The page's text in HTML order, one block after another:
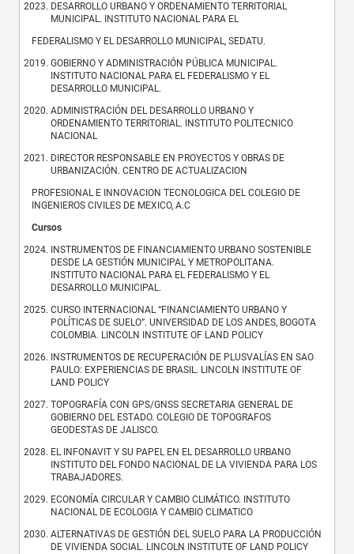
DESARROLLO URBANO Y ORDENAMIENTO TERRITORIAL
MUNICIPAL. INSTITUTO NACIONAL PARA EL
FEDERALISMO Y EL DESARROLLO MUNICIPAL, SEDATU.
GOBIERNO Y ADMINISTRACIÓN PÚBLICA MUNICIPAL.
INSTITUTO NACIONAL PARA EL FEDERALISMO Y EL
DESARROLLO MUNICIPAL.
ADMINISTRACIÓN DEL DESARROLLO URBANO Y
ORDENAMIENTO TERRITORIAL. INSTITUTO POLITECNICO
NACIONAL
DIRECTOR RESPONSABLE EN PROYECTOS Y OBRAS DE
URBANIZACIÓN. CENTRO DE ACTUALIZACION
PROFESIONAL E INNOVACION TECNOLOGICA DEL COLEGIO DE
INGENIEROS CIVILES DE MEXICO, A.C
Cursos
INSTRUMENTOS DE FINANCIAMIENTO URBANO SOSTENIBLE
DESDE LA GESTIÓN MUNICIPAL Y METROPOLITANA.
INSTITUTO NACIONAL PARA EL FEDERALISMO Y EL
DESARROLLO MUNICIPAL.
CURSO INTERNACIONAL “FINANCIAMIENTO URBANO Y
POLÍTICAS DE SUELO”. UNIVERSIDAD DE LOS ANDES, BOGOTA
COLOMBIA. LINCOLN INSTITUTE OF LAND POLICY
INSTRUMENTOS DE RECUPERACIÓN DE PLUSVALÍAS EN SAO
PAULO: EXPERIENCIAS DE BRASIL. LINCOLN INSTITUTE OF
LAND POLICY
TOPOGRAFÍA CON GPS/GNSS SECRETARIA GENERAL DE
GOBIERNO DEL ESTADO. COLEGIO DE TOPOGRAFOS
GEODESTAS DE JALISCO.
EL INFONAVIT Y SU PAPEL EN EL DESARROLLO URBANO
INSTITUTO DEL FONDO NACIONAL DE LA VIVIENDA PARA LOS
TRABAJADORES.
ECONOMÍA CIRCULAR Y CAMBIO CLIMÁTICO. INSTITUTO
NACIONAL DE ECOLOGIA Y CAMBIO CLIMATICO
ALTERNATIVAS DE GESTIÓN DEL SUELO PARA LA PRODUCCIÓN
DE VIVIENDA SOCIAL. LINCOLN INSTITUTE OF LAND POLICY